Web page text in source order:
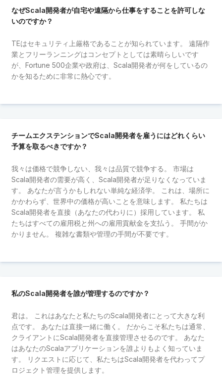
なぜScala開発者が自宅や遠隔から仕事をすることを許可しな
いのですか？
TEはセキュリティ上厳格であることが知られています。 遠隔作
業とフリーランニングはコンセプトとしては素晴らしいです
が、Fortune 500企業や政府は、Scala開発者が何をしているの
かを知るために非常に熱心です。
チームエクステンションでScala開発者を雇うにはどれくらい
予算を取るべきですか？
我々は価格で競争しない、我々は品質で競争する。 市場は
Scala開発者の需要が高く、Scala開発者が足りなくなっていま
す。 あなたが言うかもしれない単純な経済学。 これは、場所に
かかわらず、世界中の価格が高いことを意味します。 私たちは
Scala開発者を直接（あなたの代わりに）採用しています。 私
たちはすべての雇用税と州への雇用貢献金を支払う。 手間がか
かりません。 複雑な書類や管理の手間が不要です。
私のScala開発者を誰が管理するのですか？
君は。 これはあなたと私たちのScala開発者にとって大きな利
点です。 あなたは直接一緒に働く。 だからこそ私たちは通常、
クライアントにScala開発者を直接管理させるのです。 あなた
はあなたのScalaアプリケーションを誰よりもよく知っていま
す。 リクエストに応じて、私たちはScala開発者を代わってプ
ロジェクト管理を提供します。